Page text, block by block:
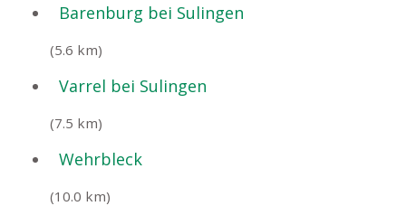
Barenburg bei Sulingen
(5.6 km)
Varrel bei Sulingen
(7.5 km)
Wehrbleck
(10.0 km)